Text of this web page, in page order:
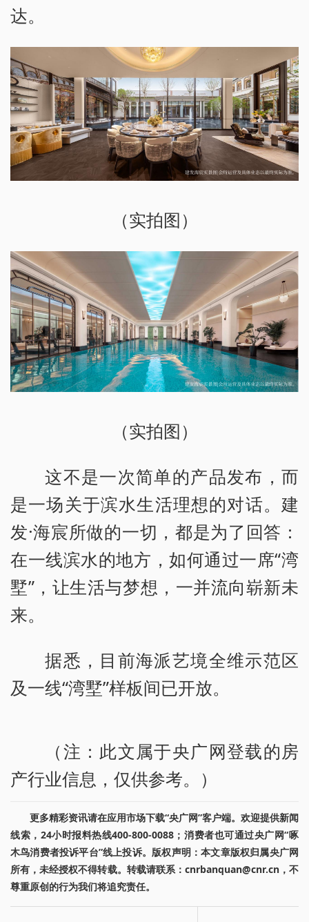
达。
（实拍图）
（实拍图）
这不是一次简单的产品发布，而
是一场关于滨水生活理想的对话。建
发·海宸所做的一切，都是为了回答：
在一线滨水的地方，如何通过一席“湾
墅”，让生活与梦想，一并流向崭新未
来。
据悉，目前海派艺境全维示范区
及一线“湾墅”样板间已开放。
（注：此文属于央广网登载的房
产行业信息，仅供参考。）
更多精彩资讯请在应用市场下载“央广网”客户端。欢迎提供新闻
线索，24小时报料热线400-800-0088；消费者也可通过央广网“啄
木鸟消费者投诉平台”线上投诉。版权声明：本文章版权归属央广网
所有，未经授权不得转载。转载请联系：cnrbanquan@cnr.cn，不
尊重原创的行为我们将追究责任。